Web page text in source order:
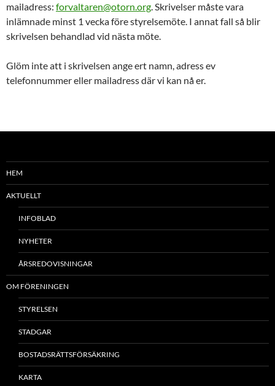
mailadress: forvaltaren@otorn.org. Skrivelser måste vara
inlämnade minst 1 vecka före styrelsemöte. I annat fall så blir
skrivelsen behandlad vid nästa möte.
Glöm inte att i skrivelsen ange ert namn, adress ev
telefonnummer eller mailadress där vi kan nå er.
HEM
AKTUELLT
INFOBLAD
NYHETER
ÅRSREDOVISNINGAR
OM FÖRENINGEN
STYRELSEN
STADGAR
BOSTADSRÄTTSFÖRSÄKRING
KARTA